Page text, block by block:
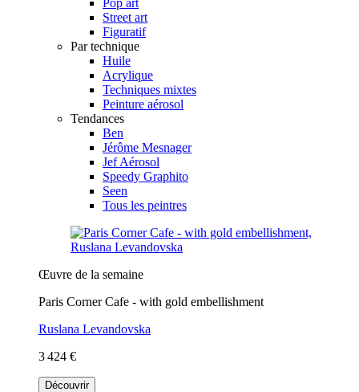
Street art
Figuratif
Par technique
Huile
Acrylique
Techniques mixtes
Peinture aérosol
Tendances
Ben
Jérôme Mesnager
Jef Aérosol
Speedy Graphito
Seen
Tous les peintres
Œuvre de la semaine
Paris Corner Cafe - with gold embellishment
Ruslana Levandovska
3 424 €
Découvrir